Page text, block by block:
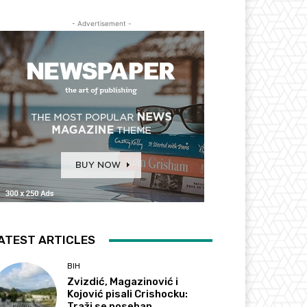
- Advertisement -
ARTICLES
BIH
Zvizdić, Magazinović i
Kojović pisali Crishocku: